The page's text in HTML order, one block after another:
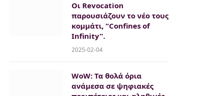
Οι Revocation
παρουσιάζουν το νέο τους
κομμάτι, “Confines of
Infinity”.
2025-02-04
WoW: Τα θολά όρια
ανάμεσα σε ψηφιακές